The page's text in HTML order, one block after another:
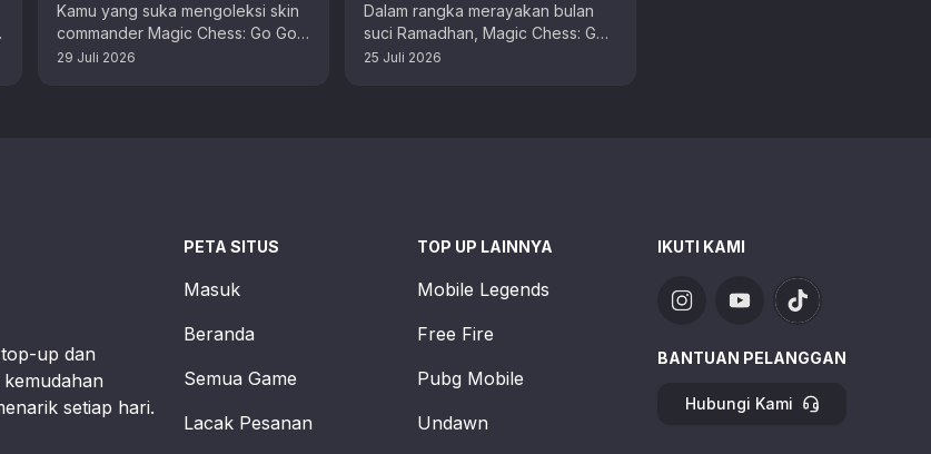
Skin Special Commander!
Kamu yang suka mengoleksi skin
commander Magic Chess: Go Go,
musim kelima kali ini adalah waktu
29 Juli 2026
Dapatkan Skin Zilong Gratis!
Dalam rangka merayakan bulan
suci Ramadhan, Magic Chess: Go
Go menghadirkan rangkaian event
25 Juli 2026
up dan
setiap hari.
PETA SITUS
Masuk
Beranda
Semua Game
Lacak Pesanan
TOP UP LAINNYA
Mobile Legends
Free Fire
Pubg Mobile
Undawn
IKUTI KAMI
BANTUAN PELANGGAN
Hubungi Kami